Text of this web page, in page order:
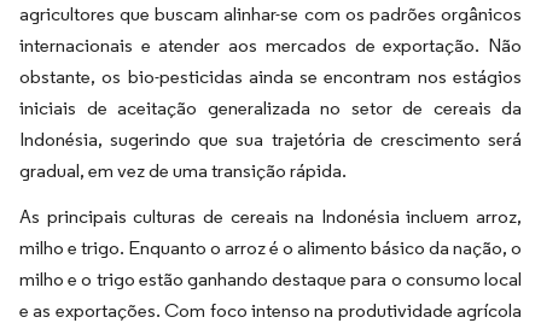
agricultores que buscam alinhar-se com os padrões orgânicos
internacionais e atender aos mercados de exportação. Não
obstante, os bio-pesticidas ainda se encontram nos estágios
iniciais de aceitação generalizada no setor de cereais da
Indonésia, sugerindo que sua trajetória de crescimento será
gradual, em vez de uma transição rápida.
As principais culturas de cereais na Indonésia incluem arroz,
milho e trigo. Enquanto o arroz é o alimento básico da nação, o
milho e o trigo estão ganhando destaque para o consumo local
e as exportações. Com foco intenso na produtividade agrícola